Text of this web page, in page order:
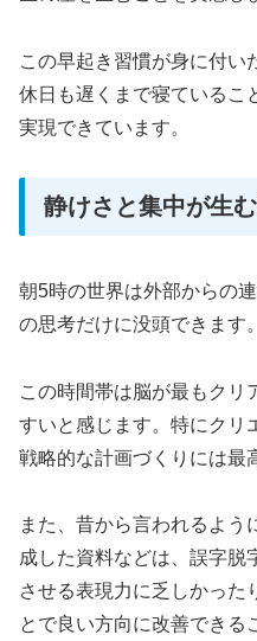
この早起き習慣が身に付い
休日も遅くまで寝ているこ
実現できています。
静けさと集中が生
朝5時の世界は外部からの
の思考だけに没頭できます。
この時間帯は脳が最もクリ
すいと感じます。特にクリ
戦略的な計画づくりには最
また、昔から言われるよう
成した資料などは、誤字脱
させる表現力に乏しかった
とで良い方向に改善できる